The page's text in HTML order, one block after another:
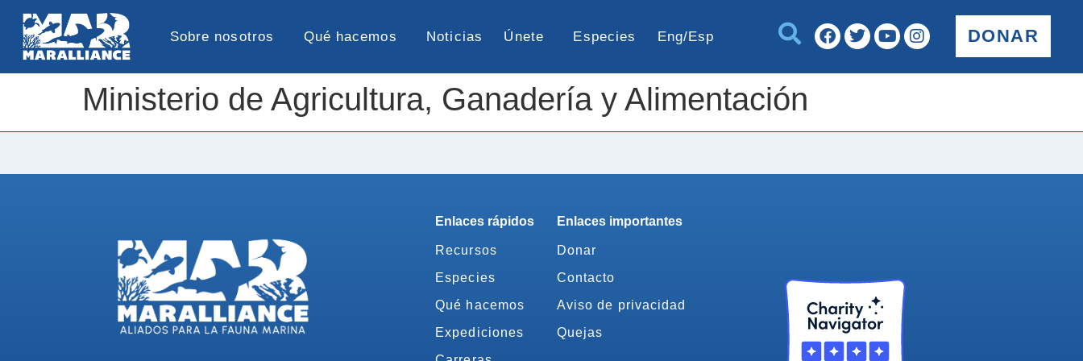
Sobre nosotros Qué hacemos Noticias Únete Especies Eng/Esp DONAR
Ministerio de Agricultura, Ganadería y Alimentación
Enlaces rápidos
Recursos
Especies
Qué hacemos
Expediciones
Enlaces importantes
Donar
Contacto
Aviso de privacidad
Quejas